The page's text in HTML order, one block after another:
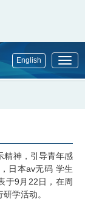
English
展
精神，引导青年感
日本av无码 学生
于9月22日，在周
学活动。